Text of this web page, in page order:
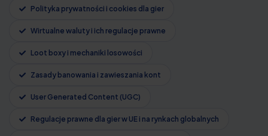
Polityka prywatności i cookies dla gier
Wirtualne waluty i ich regulacje prawne
Loot boxy i mechaniki losowości
Zasady banowania i zawieszania kont
User Generated Content (UGC)
Regulacje prawne dla gier w UE i na rynkach globalnych